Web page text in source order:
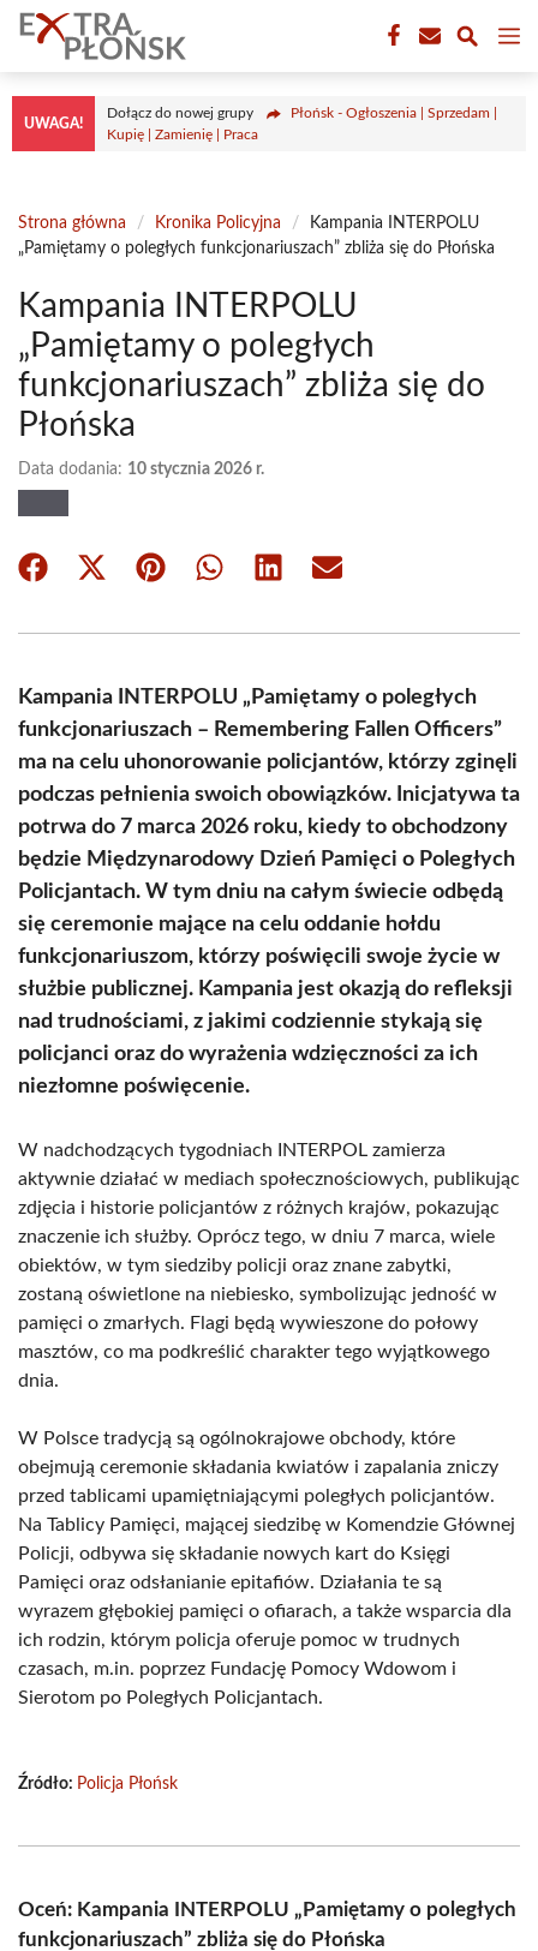
Przejdź
treści
UWAGA!
Dołącz do nowej grupy
Płońsk - Ogłoszenia | Sprzedam |
Kupię | Zamienię | Praca
Strona główna / Kronika Policyjna /
Kampania INTERPOLU
„Pamiętamy o poległych funkcjonariuszach” zbliża się do Płońska
Kampania INTERPOLU
„Pamiętamy o poległych
funkcjonariuszach” zbliża się do
Płońska
Data dodania: 10 stycznia 2026 r.
Share
Share
(Twitter)
Share Share Share Share
Kampania INTERPOLU „Pamiętamy o poległych
funkcjonariuszach – Remembering Fallen Officers”
ma na celu uhonorowanie policjantów, którzy zginęli
podczas pełnienia swoich obowiązków. Inicjatywa ta
potrwa do 7 marca 2026 roku, kiedy to obchodzony
będzie Międzynarodowy Dzień Pamięci o Poległych
Policjantach. W tym dniu na całym świecie odbędą
się ceremonie mające na celu oddanie hołdu
funkcjonariuszom, którzy poświęcili swoje życie w
służbie publicznej. Kampania jest okazją do refleksji
nad trudnościami, z jakimi codziennie stykają się
policjanci oraz do wyrażenia wdzięczności za ich
niezłomne poświęcenie.
W nadchodzących tygodniach INTERPOL zamierza
aktywnie działać w mediach społecznościowych, publikując
zdjęcia i historie policjantów z różnych krajów, pokazując
znaczenie ich służby. Oprócz tego, w dniu 7 marca, wiele
obiektów, w tym siedziby policji oraz znane zabytki,
zostaną oświetlone na niebiesko, symbolizując jedność w
pamięci o zmarłych. Flagi będą wywieszone do połowy
masztów, co ma podkreślić charakter tego wyjątkowego
dnia.
W Polsce tradycją są ogólnokrajowe obchody, które
obejmują ceremonie składania kwiatów i zapalania zniczy
przed tablicami upamiętniającymi poległych policjantów.
Na Tablicy Pamięci, mającej siedzibę w Komendzie Głównej
Policji, odbywa się składanie nowych kart do Księgi
Pamięci oraz odsłanianie epitafiów. Działania te są
wyrazem głębokiej pamięci o ofiarach, a także wsparcia dla
ich rodzin, którym policja oferuje pomoc w trudnych
czasach, m.in. poprzez Fundację Pomocy Wdowom i
Sierotom po Poległych Policjantach.
Źródło: Policja Płońsk
Oceń: Kampania INTERPOLU „Pamiętamy o poległych
funkcjonariuszach” zbliża się do Płońska